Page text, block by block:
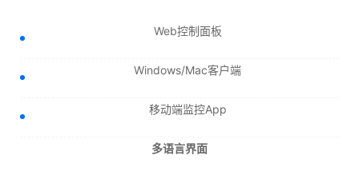
Web控制面板
Windows/Mac客户端
移动端监控App
多语言界面